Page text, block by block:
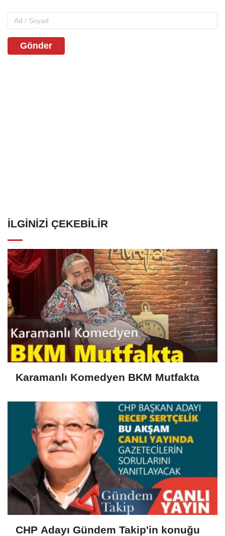
Gönder
İLGINIZI ÇEKEBILIR
Karamanlı Komedyen BKM Mutfakta
CHP Adayı Gündem Takip'in konuğu